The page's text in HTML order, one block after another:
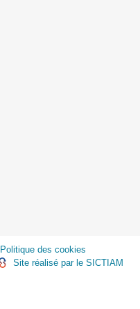
Politique des cookies
Site réalisé par le SICTIAM